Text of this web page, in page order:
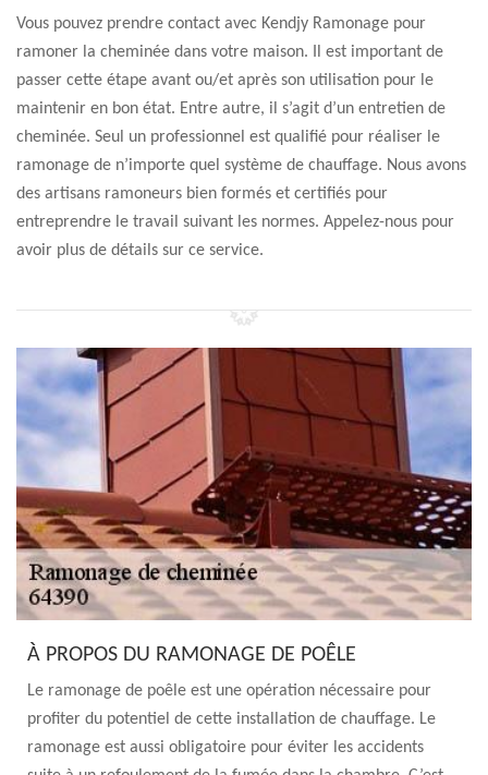
Vous pouvez prendre contact avec Kendjy Ramonage pour
ramoner la cheminée dans votre maison. Il est important de
passer cette étape avant ou/et après son utilisation pour le
maintenir en bon état. Entre autre, il s’agit d’un entretien de
cheminée. Seul un professionnel est qualifié pour réaliser le
ramonage de n’importe quel système de chauffage. Nous avons
des artisans ramoneurs bien formés et certifiés pour
entreprendre le travail suivant les normes. Appelez-nous pour
avoir plus de détails sur ce service.
À PROPOS DU RAMONAGE DE POÊLE
Le ramonage de poêle est une opération nécessaire pour
profiter du potentiel de cette installation de chauffage. Le
ramonage est aussi obligatoire pour éviter les accidents